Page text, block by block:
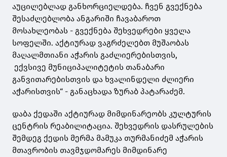
აუცილებლად განხორციელდება. ჩვენ გვექნება
შესაძლებლობა ანგარიში ჩავაბაროთ
მოსახლეობას - გვექნება შეხვედრები ყველა
სოფელში. აქტიურად ვაგრძელებთ მუშაობას
მაღალმთიანი აჭარის გაძლიერებისთვის,
ექვსივე მუნიციპალიტეტის თანაბარი
განვითარებისთვის და ხვალინდელი ძლიერი
აჭარისთვის“ - განაცხადა ზურაბ პატარაძემ.
დაბა ქედაში აქტიურად მიმდინარეობს კულტურის
ცენტრის რეაბილიტაცია. შეხვედრის დასრულების
შემდეგ ქედის მერმა მამუკა თურმანიძემ აჭარის
მთავრობის თავმჯდომარეს მიმდინარე